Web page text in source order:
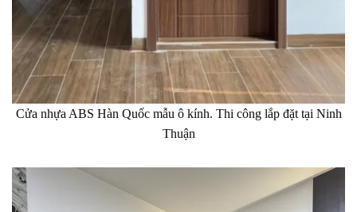
Cửa nhựa ABS Hàn Quốc mẫu ô kính. Thi công lắp đặt tại Ninh
Thuận